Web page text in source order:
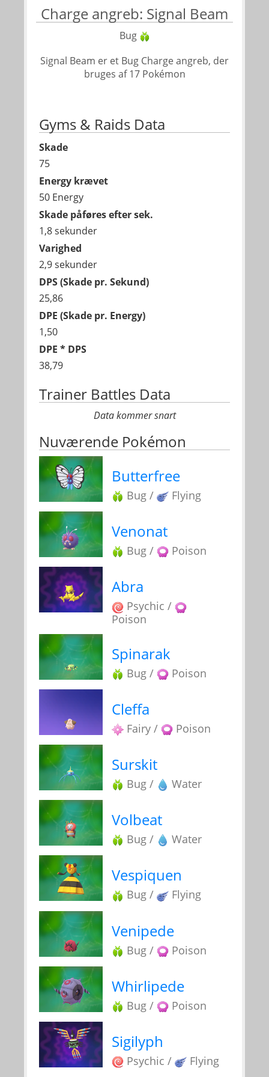
Charge angreb: Signal Beam
Bug
Signal Beam er et Bug Charge angreb, der
bruges af 17 Pokémon
Gyms & Raids Data
Skade
75
Energy krævet
50 Energy
Skade påføres efter sek.
1,8 sekunder
Varighed
2,9 sekunder
DPS (Skade pr. Sekund)
25,86
DPE (Skade pr. Energy)
1,50
DPE * DPS
38,79
Trainer Battles Data
Data kommer snart
Nuværende Pokémon
Butterfree
Bug / Flying
Venonat
Bug / Poison
Abra
Psychic /
Poison
Spinarak
Bug / Poison
Cleffa
Fairy / Poison
Surskit
Bug / Water
Volbeat
Bug / Water
Vespiquen
Bug / Flying
Venipede
Bug / Poison
Whirlipede
Bug / Poison
Sigilyph
Psychic / Flying